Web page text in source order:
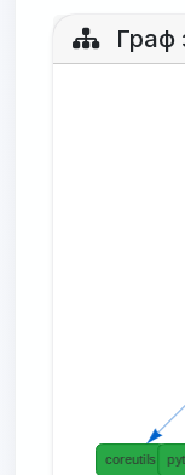
Граф